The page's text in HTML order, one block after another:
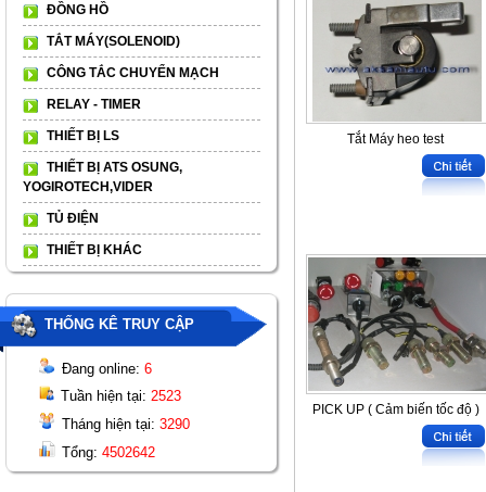
ĐỒNG HỒ
TẮT MÁY(SOLENOID)
CÔNG TẮC CHUYỂN MẠCH
RELAY - TIMER
THIẾT BỊ LS
THIẾT BỊ ATS OSUNG,
YOGIROTECH,VIDER
TỦ ĐIỆN
THIẾT BỊ KHÁC
THỐNG KÊ TRUY CẬP
Đang online: 6
Tuần hiện tại: 2523
Tháng hiện tại: 3290
Tổng: 4502642
Tắt Máy heo test
PICK UP ( Cảm biến tốc độ )